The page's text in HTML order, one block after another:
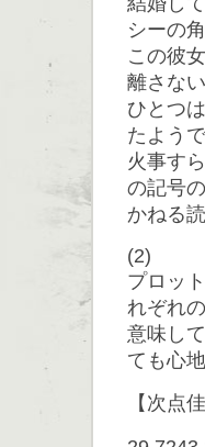
シーの
この彼
離さな
ひとつ
たようで
火事す
の記号
かねる
(2)
プロッ
れぞれ
意味し
ても心
【次点